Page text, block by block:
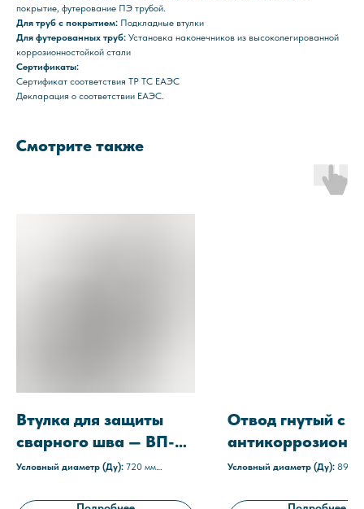
покрытие, футерование ПЭ трубой.
Для труб с покрытием: Подкладные втулки
Для футерованных труб: Установка наконечников из высоколегированной
коррозионностойкой стали
Сертификаты:
Сертификат соответствия ТР ТС ЕАЭС
Декларация о соответствии ЕАЭС.
Смотрите также
Втулка для защиты
сварного шва — ВП-М
720-12
Условный диаметр (Ду): 720 мм
Отвод гнутый с
защитой ОС-30-
Условный диаметр (Ду): 89 мм